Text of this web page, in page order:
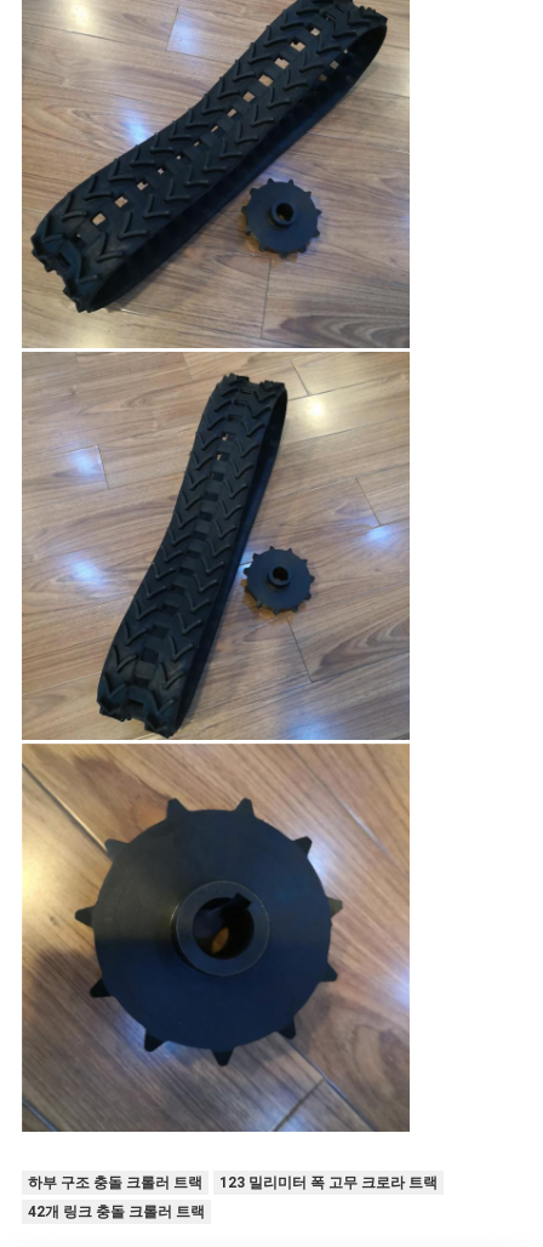
하부 구조 충돌 크롤러 트랙
123 밀리미터 폭 고무 크로라 트랙
42개 링크 충돌 크롤러 트랙